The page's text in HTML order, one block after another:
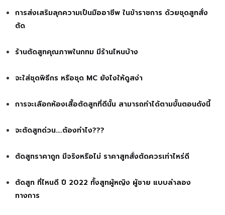
การส่งเสริมลุกความเป็นมืออาชีพ ในข้าราชการ ด้วยชุดสูทสั่ง
ตัด
ร้านตัดสูทคุณภาพในกทม มีร้านไหนบ้าง
จะใส่ชุดพิธีกร หรือชุด MC ยังไงให้ดูสง่า
การจะเลือกห้องเสื้อตัดสูทที่ดีนั้น สามารถทำได้ตามขั้นตอนดังนี้
จะตัดสูทด่วน….ต้องทำไง???
ตัดสูทราคาถูก มีจริงหรือไม่ ราคาสูทสั่งตัดควรเท่าไหร่ดี
ตัดสูท ที่ไหนดี ปี 2022 ทั้งสูทผู้หญิง ผู้ชาย แบบลำลอง
ทางการ